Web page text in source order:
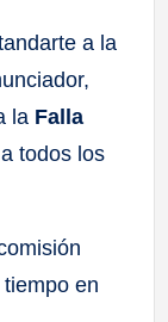
a la
la Falla
todos los
en